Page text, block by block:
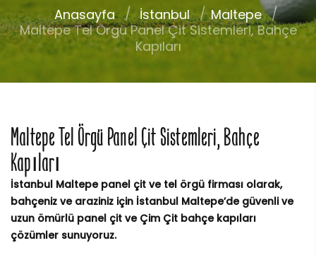
Anasayfa İstanbul
Maltepe
Maltepe Tel Örgü Panel Çit Sistemleri, Bahçe
Kapıları
Maltepe Tel Örgü Panel Çit Sistemleri, Bahçe
Kapıları
İstanbul Maltepe panel çit ve tel örgü firması olarak,
bahçeniz ve araziniz için İstanbul Maltepe’de güvenli ve
uzun ömürlü panel çit ve Çim Çit bahçe kapıları
çözümler sunuyoruz.